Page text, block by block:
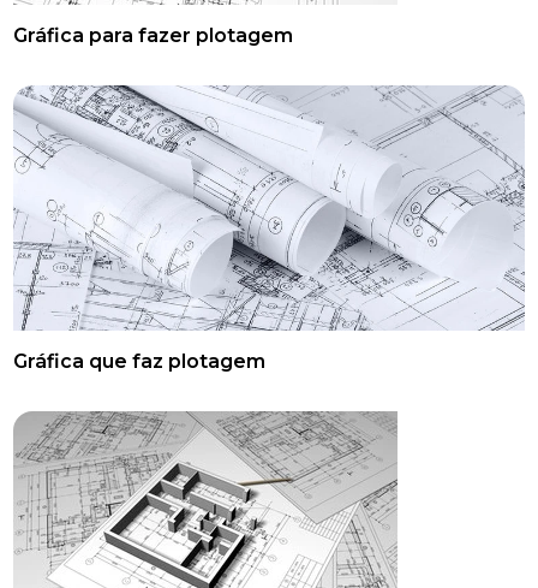
Gráfica para fazer plotagem
Gráfica que faz plotagem